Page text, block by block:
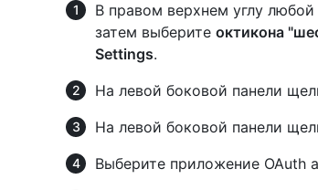
В правом верхнем углу
затем выберите октикона
Settings.
На левой боковой панели
На левой боковой панели
Выберите приложение OAuth